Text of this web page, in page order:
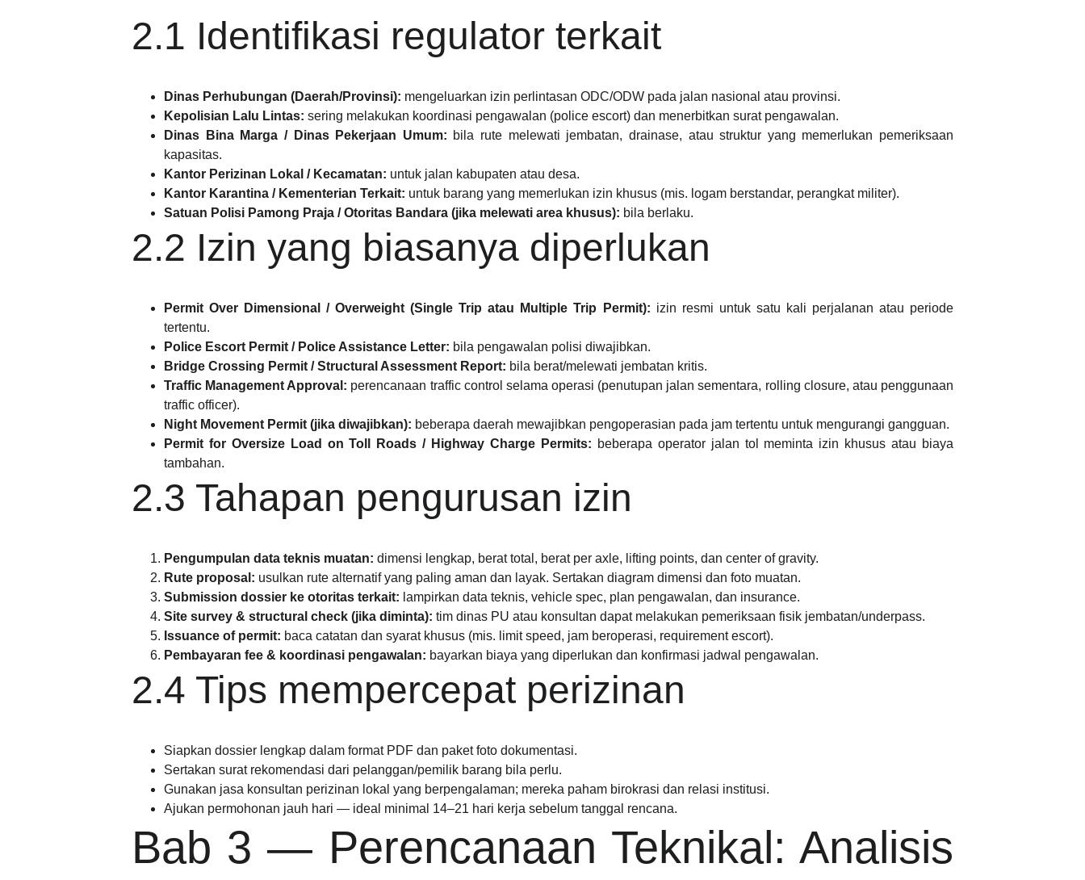
2.1 Identifikasi regulator terkait
Dinas Perhubungan (Daerah/Provinsi): mengeluarkan izin perlintasan ODC/ODW pada jalan nasional atau provinsi.
Kepolisian Lalu Lintas: sering melakukan koordinasi pengawalan (police escort) dan menerbitkan surat pengawalan.
Dinas Bina Marga / Dinas Pekerjaan Umum: bila rute melewati jembatan, drainase, atau struktur yang memerlukan pemeriksaan
kapasitas.
Kantor Perizinan Lokal / Kecamatan: untuk jalan kabupaten atau desa.
Kantor Karantina / Kementerian Terkait: untuk barang yang memerlukan izin khusus (mis. logam berstandar, perangkat militer).
Satuan Polisi Pamong Praja / Otoritas Bandara (jika melewati area khusus): bila berlaku.
2.2 Izin yang biasanya diperlukan
Permit Over Dimensional / Overweight (Single Trip atau Multiple Trip Permit): izin resmi untuk satu kali perjalanan atau periode
tertentu.
Police Escort Permit / Police Assistance Letter: bila pengawalan polisi diwajibkan.
Bridge Crossing Permit / Structural Assessment Report: bila berat/melewati jembatan kritis.
Traffic Management Approval: perencanaan traffic control selama operasi (penutupan jalan sementara, rolling closure, atau penggunaan
traffic officer).
Night Movement Permit (jika diwajibkan): beberapa daerah mewajibkan pengoperasian pada jam tertentu untuk mengurangi gangguan.
Permit for Oversize Load on Toll Roads / Highway Charge Permits: beberapa operator jalan tol meminta izin khusus atau biaya
tambahan.
2.3 Tahapan pengurusan izin
Pengumpulan data teknis muatan: dimensi lengkap, berat total, berat per axle, lifting points, dan center of gravity.
Rute proposal: usulkan rute alternatif yang paling aman dan layak. Sertakan diagram dimensi dan foto muatan.
Submission dossier ke otoritas terkait: lampirkan data teknis, vehicle spec, plan pengawalan, dan insurance.
Site survey & structural check (jika diminta): tim dinas PU atau konsultan dapat melakukan pemeriksaan fisik jembatan/underpass.
Issuance of permit: baca catatan dan syarat khusus (mis. limit speed, jam beroperasi, requirement escort).
Pembayaran fee & koordinasi pengawalan: bayarkan biaya yang diperlukan dan konfirmasi jadwal pengawalan.
2.4 Tips mempercepat perizinan
Siapkan dossier lengkap dalam format PDF dan paket foto dokumentasi.
Sertakan surat rekomendasi dari pelanggan/pemilik barang bila perlu.
Gunakan jasa konsultan perizinan lokal yang berpengalaman; mereka paham birokrasi dan relasi institusi.
Ajukan permohonan jauh hari — ideal minimal 14–21 hari kerja sebelum tanggal rencana.
Bab 3 — Perencanaan Teknikal: Analisis